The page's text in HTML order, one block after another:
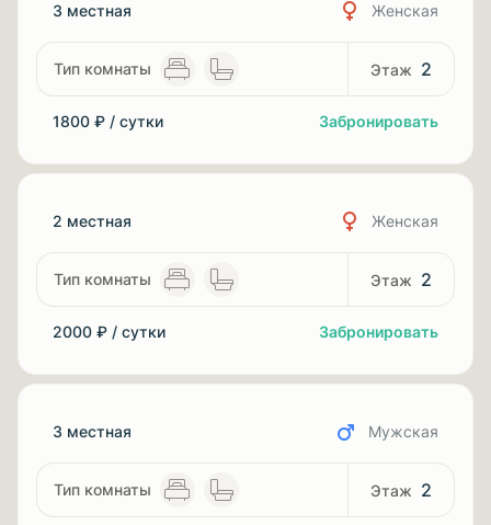
3 местная Женская
2
1800 ₽ / сутки Забронировать
2 местная Женская
2
2000 ₽ / сутки Забронировать
3 местная Мужская
2